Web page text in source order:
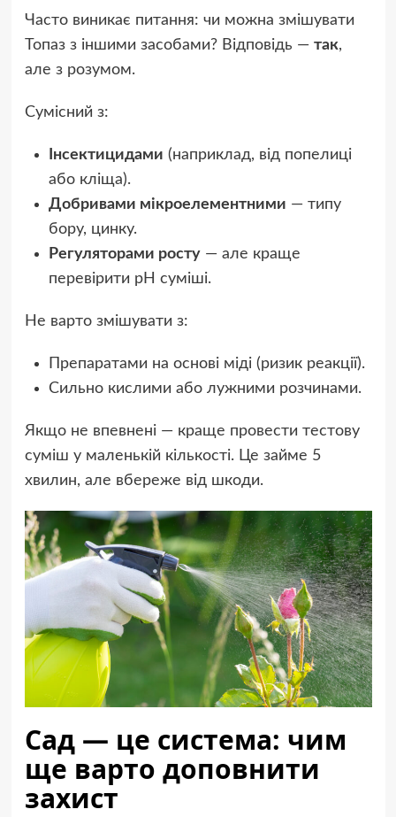
Часто виникає питання: чи можна змішувати
Топаз з іншими засобами? Відповідь — так,
але з розумом.
Сумісний з:
Інсектицидами (наприклад, від попелиці
або кліща).
Добривами мікроелементними — типу
бору, цинку.
Регуляторами росту— але краще
перевірити pH суміші.
Не варто змішувати з:
Препаратами на основі міді (ризик реакції).
Сильно кислими або лужними розчинами.
Якщо не впевнені — краще провести тестову
суміш у маленькій кількості. Це займе 5
хвилин, але вбереже від шкоди.
Сад — це система: чим
ще варто доповнити
захист